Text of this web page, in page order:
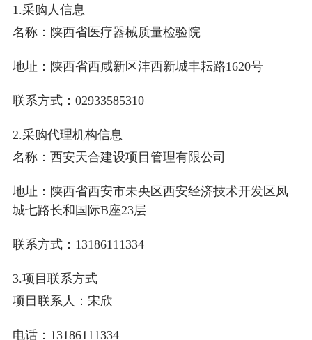
1.采购人信息
名称： 陕西省医疗器械质量检验院
地址： 陕西省西咸新区沣西新城丰耘路1620号
联系方式： 02933585310
2.采购代理机构信息
名称： 西安天合建设项目管理有限公司
地址： 陕西省西安市未央区西安经济技术开发区凤
城七路长和国际B座23层
联系方式： 13186111334
3.项目联系方式
项目联系人： 宋欣
电话： 13186111334